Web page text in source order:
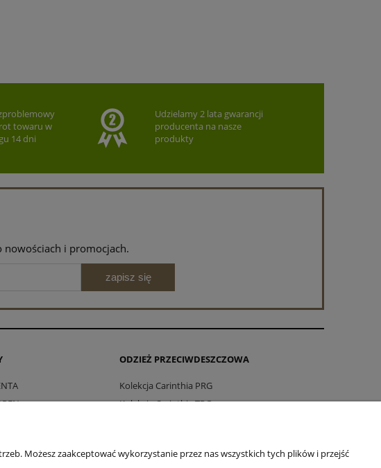
towaru w
14 dni
Udzielamy 2 lata gwarancji
producenta na nasze
produkty
nowościach i promocjach.
zapisz się
ODZIEŻ PRZECIWDESZCZOWA
Kolekcja Carinthia PRG
Kolekcja Carinthia TRG
Środki do pielęgnacji NIKWAX
Możesz zaakceptować wykorzystanie przez nas wszystkich tych plików i przejść